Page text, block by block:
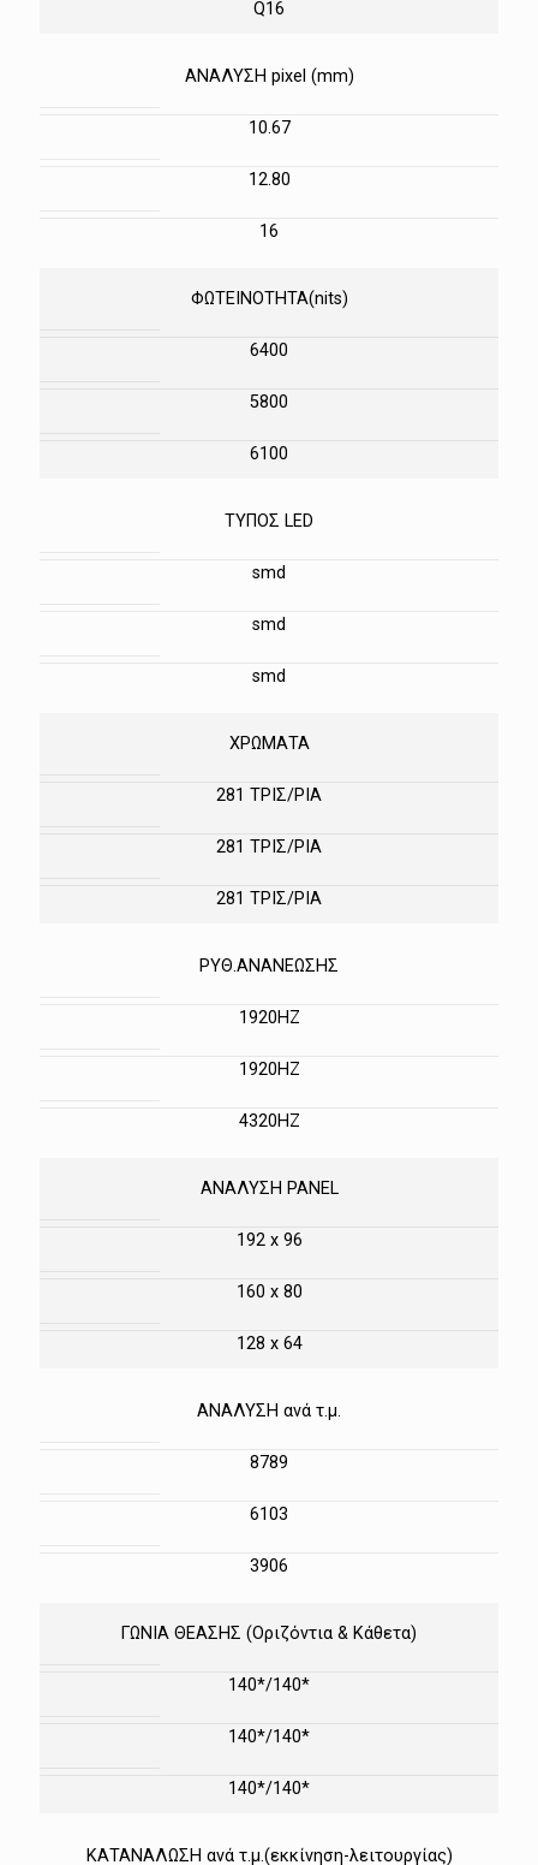
Q16
ΑΝΑΛΥΣΗ pixel (mm)
10.67
12.80
16
ΦΩΤΕΙΝΟΤΗΤΑ(nits)
6400
5800
6100
ΤΥΠΟΣ LED
smd
smd
smd
ΧΡΩΜΑΤΑ
281 ΤΡΙΣ/ΡΙΑ
281 ΤΡΙΣ/ΡΙΑ
281 ΤΡΙΣ/ΡΙΑ
ΡΥΘ.ΑΝΑΝΕΩΣΗΣ
1920HZ
1920HZ
4320HZ
ΑΝΑΛΥΣΗ PANEL
192 x 96
160 x 80
128 x 64
ΑΝΑΛΥΣΗ ανά τ.μ.
8789
6103
3906
ΓΩΝΙΑ ΘΕΑΣΗΣ (Οριζόντια & Κάθετα)
140*/140*
140*/140*
140*/140*
ΚΑΤΑΝΑΛΩΣΗ ανά τ.μ.(εκκίνηση-λειτουργίας)